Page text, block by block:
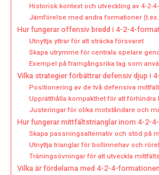
Historisk kontext och utveckling av 4-2-
Jämförelse med andra formationer (t.ex.
Hur fungerar offensiv bredd i 4-2-4-
Utnyttja yttrar för att sträcka försvaret
Skapa utrymme för centrala spelare
Exempel på framgångsrika lag som
Vilka strategier förbättrar defensiv djup i
Positionering av de två defensiva
Upprätthålla kompakthet för att förhindra
Justeringar för olika motståndare och
Hur fungerar mittfältstrianglar inom 4-2-
Skapa passningsalternativ och stöd på
Utnyttja trianglar för bollinnehav och
Träningsövningar för att utveckla
Vilka är fördelarna med 4-2-4-